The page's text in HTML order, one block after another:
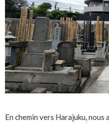
En chemin vers Harajuku, nous